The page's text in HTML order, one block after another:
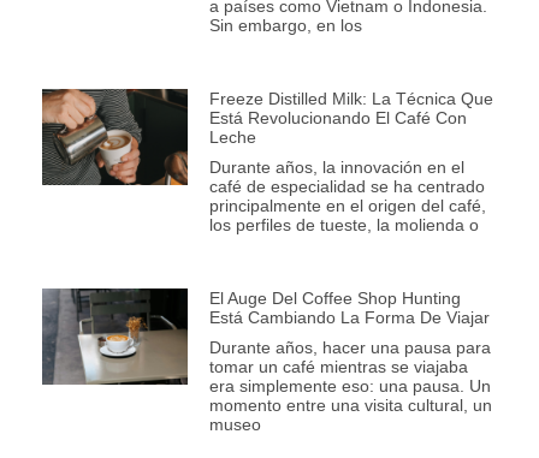
a países como Vietnam o Indonesia.
Sin embargo, en los
Freeze Distilled Milk: La Técnica Que
Está Revolucionando El Café Con
Leche
Durante años, la innovación en el
café de especialidad se ha centrado
principalmente en el origen del café,
los perfiles de tueste, la molienda o
El Auge Del Coffee Shop Hunting
Está Cambiando La Forma De Viajar
Durante años, hacer una pausa para
tomar un café mientras se viajaba
era simplemente eso: una pausa. Un
momento entre una visita cultural, un
museo